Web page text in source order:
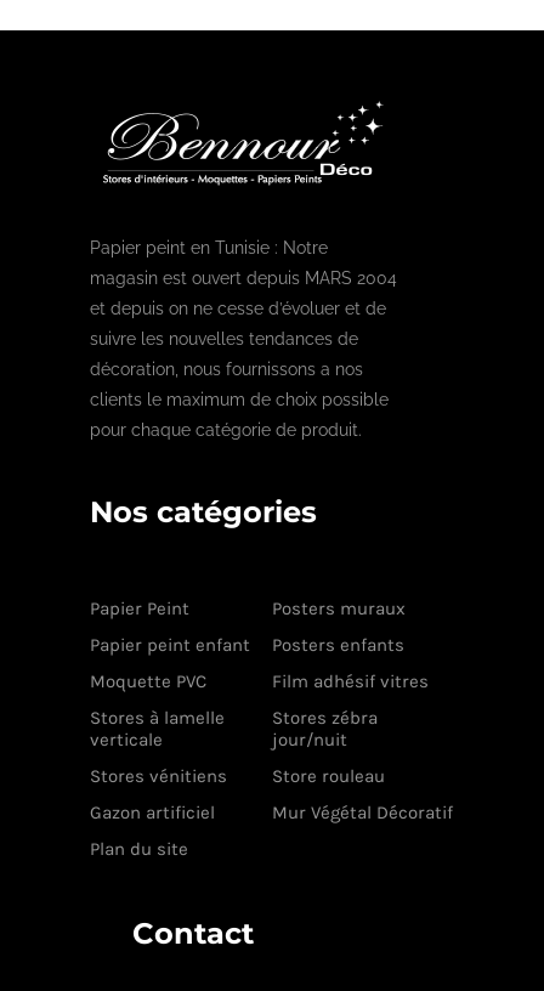
Papier peint en Tunisie : Notre
magasin est ouvert depuis MARS 2004
et depuis on ne cesse d’évoluer et de
suivre les nouvelles tendances de
décoration, nous fournissons a nos
clients le maximum de choix possible
pour chaque catégorie de produit.
Nos catégories
Papier Peint
Posters muraux
Papier peint enfant
Posters enfants
Moquette PVC
Film adhésif vitres
Stores à lamelle
verticale
Stores zébra
jour/nuit
Stores vénitiens
Store rouleau
Gazon artificiel
Mur Végétal Décoratif
Plan du site
Contact